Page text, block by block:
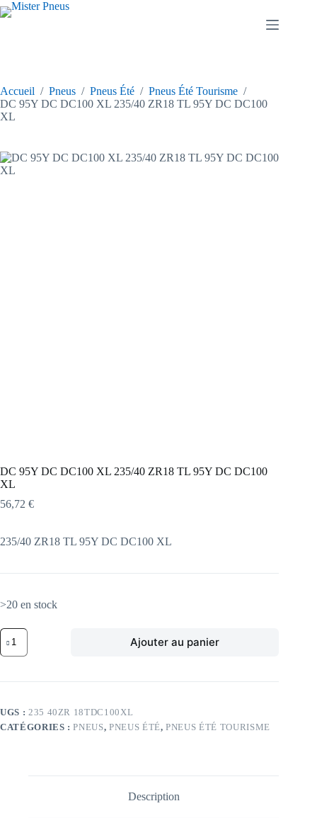
Passer
au
Accueil / Pneus / Pneus Été / Pneus Été Tourisme /
DC 95Y DC DC100 XL 235/40 ZR18 TL 95Y DC DC100
XL
DC 95Y DC DC100 XL 235/40 ZR18 TL 95Y DC DC100
XL
56,72 €
235/40 ZR18 TL 95Y DC DC100 XL
>20 en stock
quantité
de
DC
DC
235/40
ZR18
DC100
Ajouter au panier
UGS : 235 40ZR 18TDC100XL
CATÉGORIES :PNEUS,PNEUS ÉTÉ,PNEUS ÉTÉ TOURISME
Description